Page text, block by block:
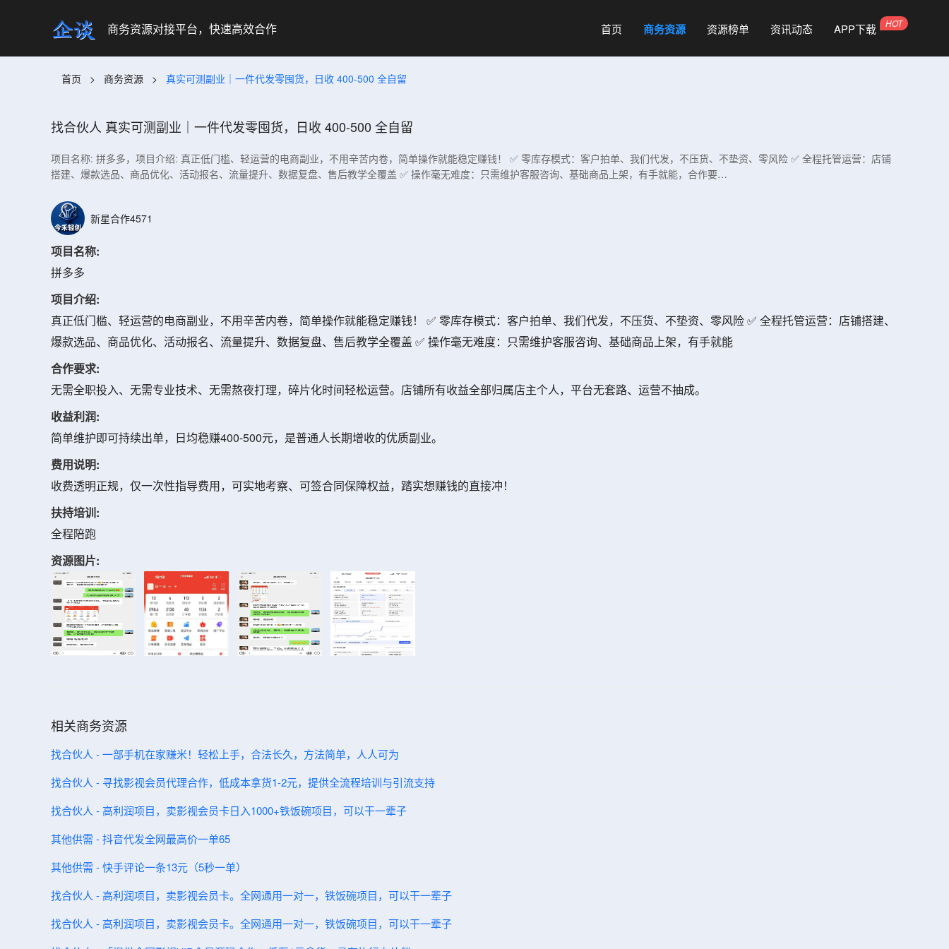
商务资源对接平台，快速高效合作 首页 商务资源 资源榜单 资讯动态 APP下载
首页 > 商务资源 > 真实可测副业｜一件代发零囤货，日收 400-500 全自留
找合伙人 真实可测副业｜一件代发零囤货，日收 400-500 全自留
项目名称: 拼多多，项目介绍: 真正低门槛、轻运营的电商副业，不用辛苦内卷，简单操作就能稳定赚钱！ ✅ 零库存模式：客户拍单、我们代发，不压货、不垫资、零风险 ✅ 全程托管运营：店铺
搭建、爆款选品、商品优化、活动报名、流量提升、数据复盘、售后教学全覆盖 ✅ 操作毫无难度：只需维护客服咨询、基础商品上架，有手就能，合作要…
新星合作4571
项目名称:
拼多多
项目介绍:
真正低门槛、轻运营的电商副业，不用辛苦内卷，简单操作就能稳定赚钱！ ✅ 零库存模式：客户拍单、我们代发，不压货、不垫资、零风险 ✅ 全程托管运营：店铺搭建、
爆款选品、商品优化、活动报名、流量提升、数据复盘、售后教学全覆盖 ✅ 操作毫无难度：只需维护客服咨询、基础商品上架，有手就能
合作要求:
无需全职投入、无需专业技术、无需熬夜打理，碎片化时间轻松运营。店铺所有收益全部归属店主个人，平台无套路、运营不抽成。
收益利润:
简单维护即可持续出单，日均稳赚400-500元，是普通人长期增收的优质副业。
费用说明:
收费透明正规，仅一次性指导费用，可实地考察、可签合同保障权益，踏实想赚钱的直接冲！
扶持培训:
全程陪跑
资源图片:
相关商务资源
找合伙人 - 一部手机在家赚米！轻松上手，合法长久，方法简单，人人可为
找合伙人 - 寻找影视会员代理合作，低成本拿货1-2元，提供全流程培训与引流支持
找合伙人 - 高利润项目，卖影视会员卡日入1000+铁饭碗项目，可以干一辈子
其他供需 - 抖音代发全网最高价一单65
其他供需 - 快手评论一条13元（5秒一单）
找合伙人 - 高利润项目，卖影视会员卡。全网通用一对一，铁饭碗项目，可以干一辈子
找合伙人 - 高利润项目，卖影视会员卡。全网通用一对一，铁饭碗项目，可以干一辈子